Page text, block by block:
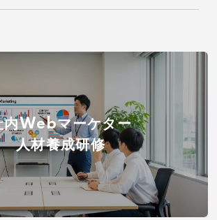
内Webマーケター
人材養成研修